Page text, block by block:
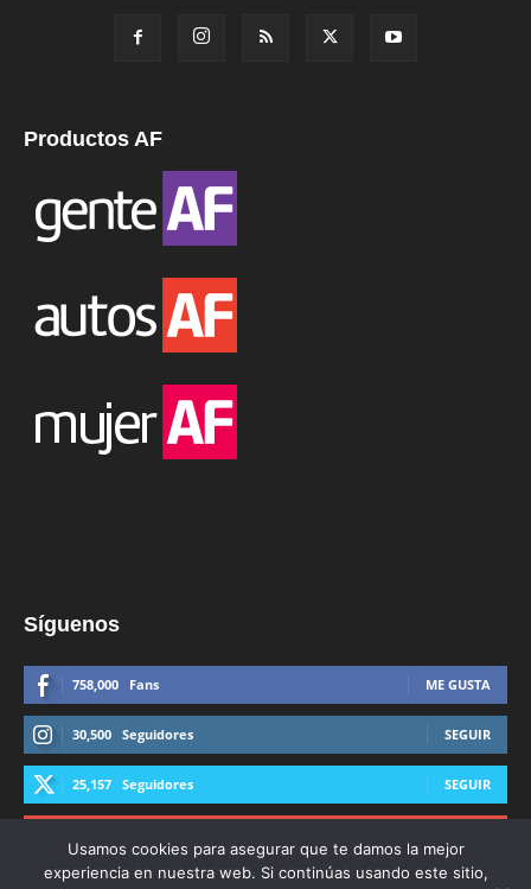
Productos AF
Síguenos
758,000 Fans ME GUSTA
30,500 Seguidores SEGUIR
25,157 Seguidores SEGUIR
Usamos cookies para asegurar que te damos la mejor
experiencia en nuestra web. Si continúas usando este sitio,